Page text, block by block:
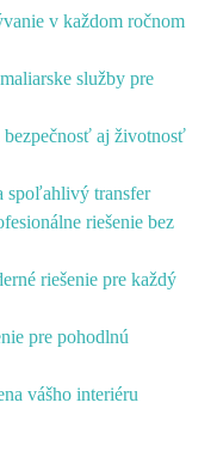
v každom ročnom
služby pre
aj životnosť
spoľahlivý transfer
riešenie bez
riešenie pre každý
pre pohodlnú
vášho interiéru